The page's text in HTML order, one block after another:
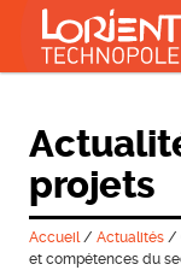
projets
Accueil/ Actualités/
et compétences du